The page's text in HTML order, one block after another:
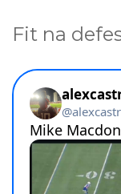
Fit na